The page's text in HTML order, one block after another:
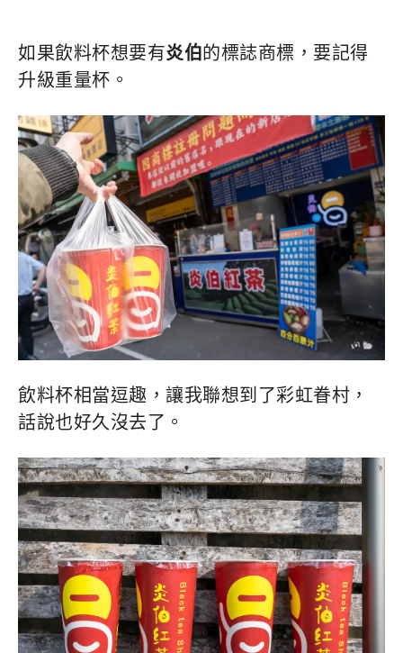
如果飲料杯想要有炎伯的標誌商標，要記得
升級重量杯。
飲料杯相當逗趣，讓我聯想到了彩虹眷村，
話說也好久沒去了。